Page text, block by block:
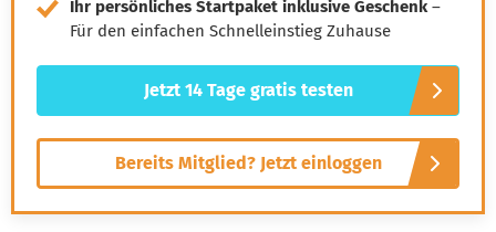
Ihr persönliches Startpaket inklusive Geschenk–
Für den einfachen Schnelleinstieg Zuhause
Jetzt 14 Tage gratis testen
Bereits Mitglied? Jetzt einloggen